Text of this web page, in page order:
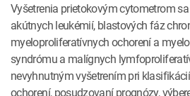
Vyšetrenia prietokovým cytometrom
akútnych leukémií, blastových fáz
myeloproliferatívnych ochorení a
syndrómu a malígnych
nevyhnutným vyšetrením pri
ochorení, posudzovaní prognózy,